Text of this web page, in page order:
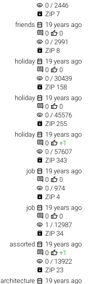
visibility 0 / 2446
 ZIP 7
friends  19 years ago
 0  0
visibility 0 / 2991
 ZIP 8
holiday  19 years ago
 0  0
visibility 0 / 30439
 ZIP 158
holiday  19 years ago
 0  0
visibility 0 / 45576
 ZIP 255
holiday  19 years ago
 0  +1
visibility 0 / 57607
 ZIP 343
job  19 years ago
 0  0
visibility 0 / 974
 ZIP 4
job  19 years ago
 0  0
visibility 1 / 12987
 ZIP 34
assorted  19 years ago
 0  +1
visibility 0 / 13922
 ZIP 23
architecture  19 years ago